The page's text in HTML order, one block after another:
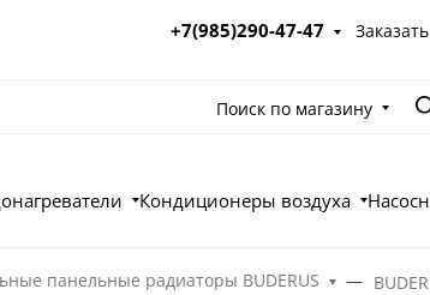
+7(985)290-47-47
Поиск по магазину
Кондиционеры воздуха
панельные радиаторы BUDERUS